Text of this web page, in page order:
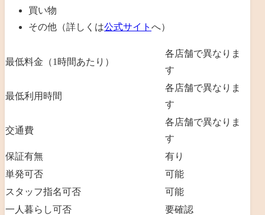
買い物
その他（詳しくは公式サイト へ）
最低料金（1時間あたり）
各店舗で異なりま
す
最低利用時間
各店舗で異なりま
す
交通費
各店舗で異なりま
す
保証有無
有り
単発可否
可能
スタッフ指名可否
可能
一人暮らし可否
要確認